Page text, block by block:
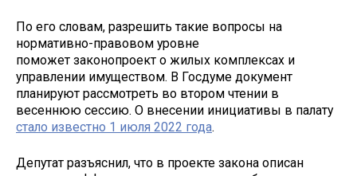
По его словам, разрешить такие вопросы на
нормативно-правовом уровне
поможет законопроект о жилых комплексах и
управлении имуществом. В Госдуме документ
планируют рассмотреть во втором чтении в
весеннюю сессию. О внесении инициативы в палату
стало известно 1 июля 2022 года.
Депутат разъяснил, что в проекте закона описан